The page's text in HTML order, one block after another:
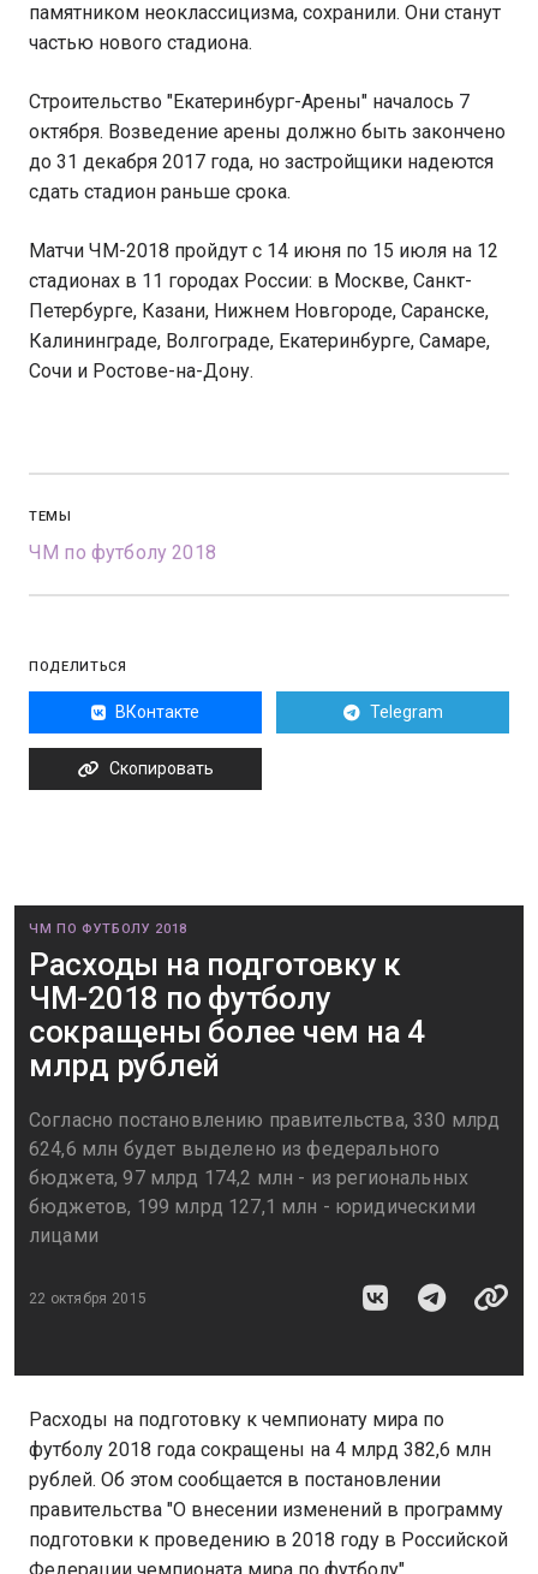
памятником неоклассицизма, сохранили. Они станут
частью нового стадиона.
Строительство "Екатеринбург-Арены" началось 7
октября. Возведение арены должно быть закончено
до 31 декабря 2017 года, но застройщики надеются
сдать стадион раньше срока.
Матчи ЧМ-2018 пройдут с 14 июня по 15 июля на 12
стадионах в 11 городах России: в Москве, Санкт-
Петербурге, Казани, Нижнем Новгороде, Саранске,
Калининграде, Волгограде, Екатеринбурге, Самаре,
Сочи и Ростове-на-Дону.
ТЕМЫ
ЧМ по футболу 2018
ПОДЕЛИТЬСЯ
ВКонтакте Telegram
Скопировать
ЧМ ПО ФУТБОЛУ 2018
Расходы на подготовку к
ЧМ-2018 по футболу
сокращены более чем на 4
млрд рублей
Согласно постановлению правительства, 330 млрд
624,6 млн будет выделено из федерального
бюджета, 97 млрд 174,2 млн - из региональных
бюджетов, 199 млрд 127,1 млн - юридическими
лицами
22 октября 2015
Расходы на подготовку к чемпионату мира по
футболу 2018 года сокращены на 4 млрд 382,6 млн
рублей. Об этом сообщается в постановлении
правительства "О внесении изменений в программу
подготовки к проведению в 2018 году в Российской